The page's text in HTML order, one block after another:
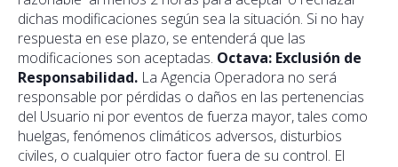
dichas modificaciones según sea la situación. Si no hay
respuesta en ese plazo, se entenderá que las
modificaciones son aceptadas. Octava: Exclusión de
Responsabilidad. La Agencia Operadora no será
responsable por pérdidas o daños en las pertenencias
del Usuario ni por eventos de fuerza mayor, tales como
huelgas, fenómenos climáticos adversos, disturbios
civiles, o cualquier otro factor fuera de su control. El